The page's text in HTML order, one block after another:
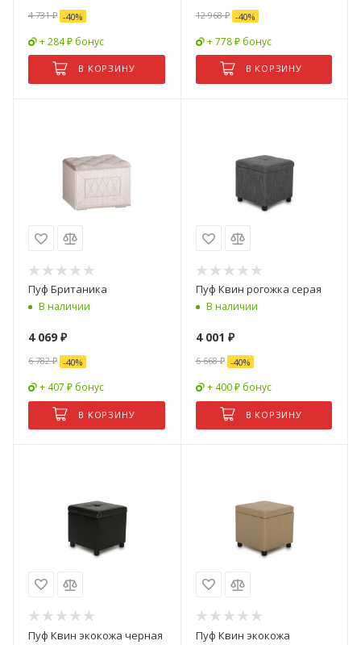
4 731₽ -40%
+ 284 ₽ бонус
В КОРЗИНУ
12 968₽ -40%
+ 778 ₽ бонус
В КОРЗИНУ
Пуф Британика
В наличии
4 069 ₽
6 782₽ -40%
+ 407 ₽ бонус
В КОРЗИНУ
Пуф Квин рогожка серая
В наличии
4 001 ₽
6 668₽ -40%
+ 400 ₽ бонус
В КОРЗИНУ
Пуф Квин экокожа черная
Пуф Квин экокожа